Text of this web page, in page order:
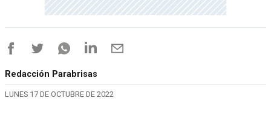
Redacción Parabrisas
LUNES 17 DE OCTUBRE DE 2022